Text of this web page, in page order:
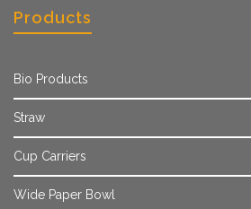
Products
Bio Products
Straw
Cup Carriers
Wide Paper Bowl